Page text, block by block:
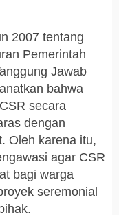
2007 tentang
Pemerintah
Jawab
bahwa
secara
dengan
Oleh karena itu,
agar CSR
bagi warga
seremonial